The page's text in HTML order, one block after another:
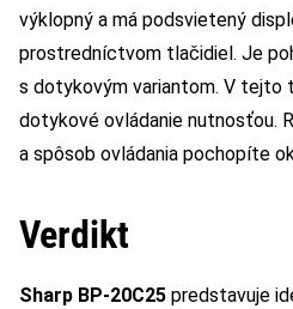
výklopný a má podsvietený
prostredníctvom tlačidiel. Je
s dotykovým variantom. V tejto
dotykové ovládanie nutnosťou.
a spôsob ovládania pochopíte
Verdikt
Sharp BP-20C25 predstavuje